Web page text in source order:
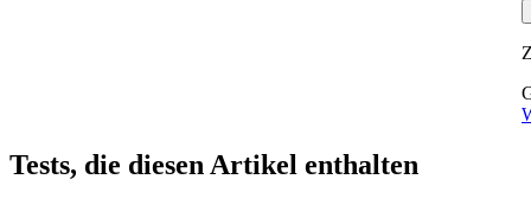
Tests, die diesen Artikel enthalten